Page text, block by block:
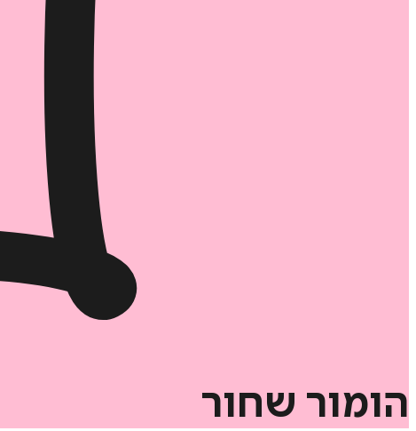
הומור שחור